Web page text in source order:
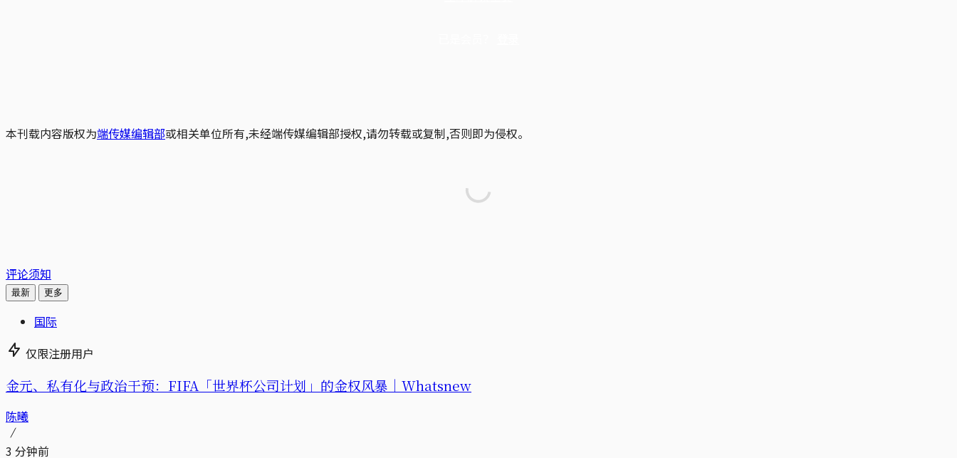
本刊载内容版权为端传媒编辑部或相关单位所有,未经端传媒编辑部授权,请勿转载或复制,否则即为侵权。
评论须知
最新 更多
国际
仅限注册用户
金元、私有化与政治干预：FIFA「世界杯公司计划」的金权风暴｜Whatsnew
陈曦
3 分钟前